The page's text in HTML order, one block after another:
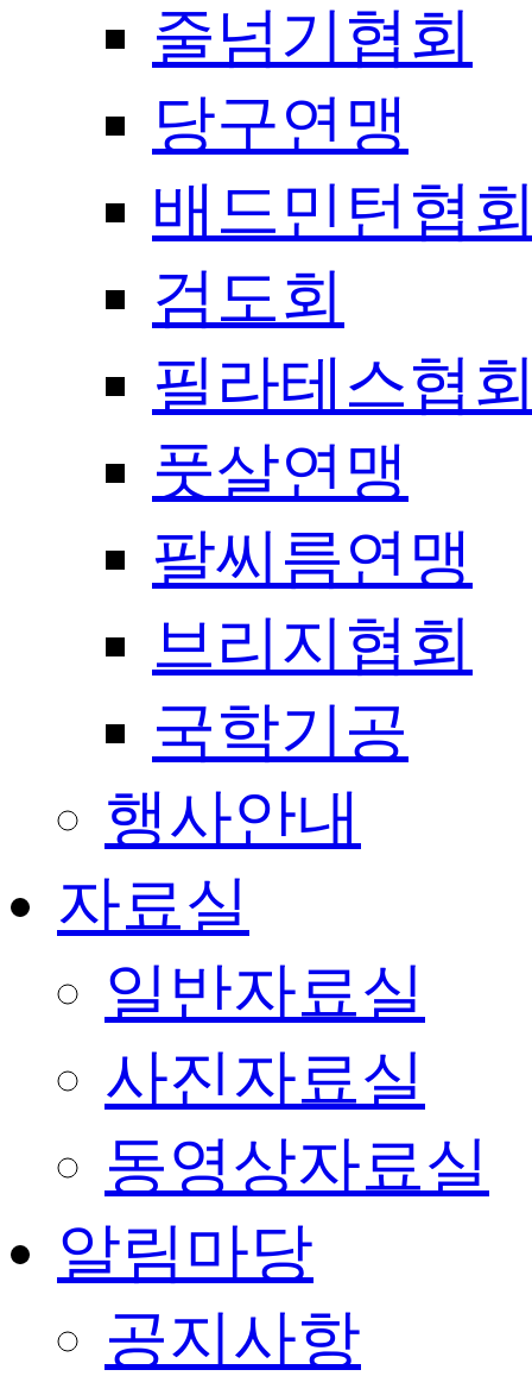
줄넘기협회
당구연맹
배드민턴협
검도회
필라테스협
풋살연맹
팔씨름연맹
브리지협회
국학기공
행사안내
자료실
일반자료실
사진자료실
동영상자료실
알림마당
공지사항